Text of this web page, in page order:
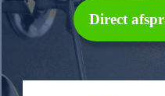
Direct